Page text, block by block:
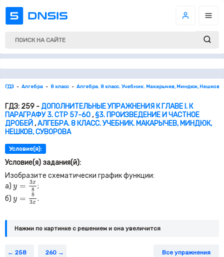
ГДЗ Алгебра 8 класс Алгебра. 8 класс. Учебник. Макарычев, Миндюк, Нешков,
ГДЗ: 259 -ДОПОЛНИТЕЛЬНЫЕ УПРАЖНЕНИЯ К ГЛАВЕ I. К
ПАРАГРАФУ 3. СТР 57-60,§3. ПРОИЗВЕДЕНИЕ И ЧАСТНОЕ
ДРОБЕЙ,АЛГЕБРА. 8 КЛАСС. УЧЕБНИК. МАКАРЫЧЕВ, МИНДЮК,
НЕШКОВ, СУВОРОВА
Условие(я):
Условие(я) задания(й):
Изобразите схематически график функции:
а) y = 3x
8
y=3x8
;
б) y =
8
3x
y x
.
Нажми по картинке c решением и она увеличится
258 260 Все упражнения